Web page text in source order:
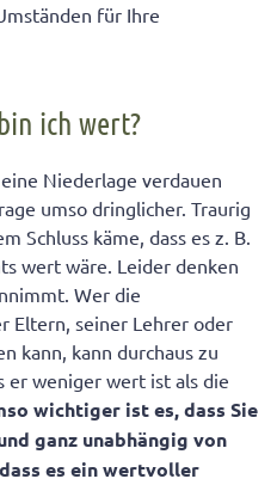
für Ihre
ich wert?
Niederlage verdauen
umso dringlicher. Traurig
Schluss käme, dass es z. B.
wert wäre. Leider denken
Wer die
Eltern, seiner Lehrer oder
kann, kann durchaus zu
er weniger wert ist als die
wichtiger ist es, dass Sie
ganz unabhängig von
es ein wertvoller